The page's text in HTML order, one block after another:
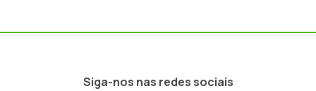
Siga-nos nas redes sociais